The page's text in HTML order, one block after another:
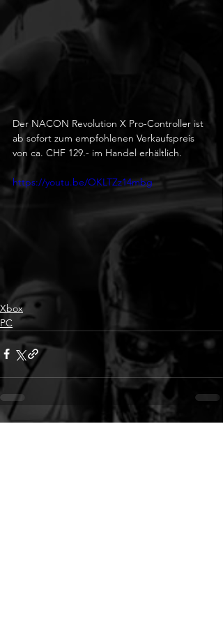
Der NACON Revolution X Pro-Controller ist
ab sofort zum empfohlenen Verkaufspreis
von ca. CHF 129.- im Handel erhältlich.
https://youtu.be/OKLTZz14mbg
Xbox
PC